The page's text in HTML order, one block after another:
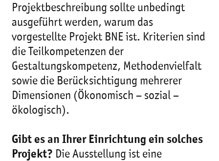
Projektbeschreibung sollte unbedingt
ausgeführt werden, warum das
vorgestellte Projekt BNE ist. Kriterien sind
die Teilkompetenzen der
Gestaltungskompetenz, Methodenvielfalt
sowie die Berücksichtigung mehrerer
Dimensionen (Ökonomisch – sozial –
ökologisch).
Gibt es an Ihrer Einrichtung ein solches
Projekt? Die Ausstellung ist eine